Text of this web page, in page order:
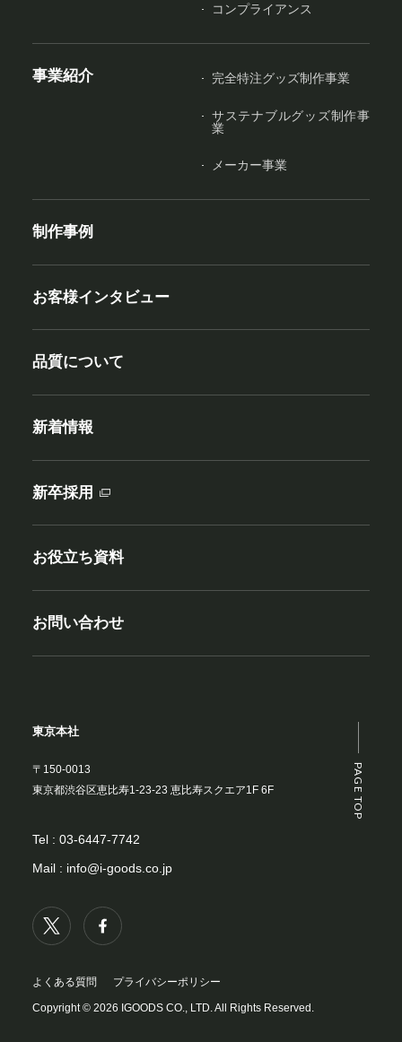
PAGE TOP
コンプライアンス
事業紹介 完全特注グッズ制作事業
サステナブルグッズ制作事
業
メーカー事業
制作事例
お客様インタビュー
品質について
新着情報
新卒採用
お役立ち資料
お問い合わせ
東京本社
〒150-0013
東京都渋谷区恵比寿1-23-23 恵比寿スクエア1F 6F
Tel : 03-6447-7742
Mail : info@i-goods.co.jp
Copyright © 2026 IGOODS CO., LTD. All Rights Reserved.
よくある質問 プライバシーポリシー